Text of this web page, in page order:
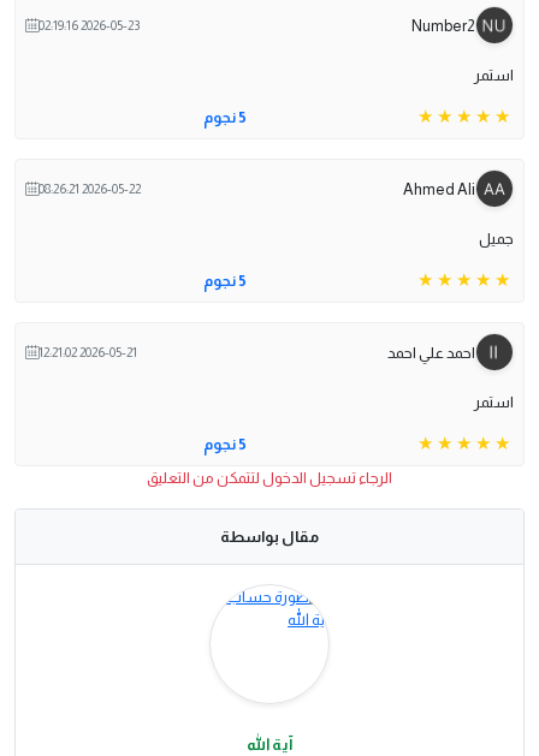
Number2
2026-05-23 02:19:16
استمر
5 نجوم
Ahmed Ali
2026-05-22 08:26:21
جميل
5 نجوم
احمد علي احمد 2026-05-21 12:21:02
استمر
5 نجوم
الرجاء تسجيل الدخول لتتمكن من التعليق
مقال بواسطة
آية الله